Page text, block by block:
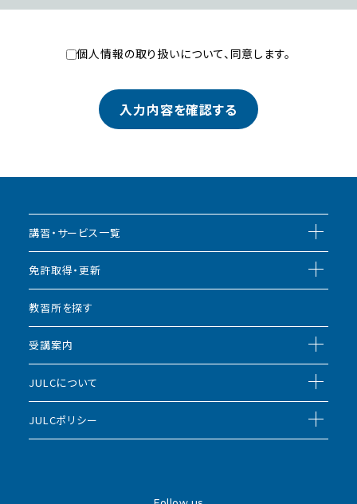
個⼈情報の取り扱いについて、同意します。
講習・サービス一覧
免許取得・更新
教習所を探す
受講案内
JULCについて
JULCポリシー